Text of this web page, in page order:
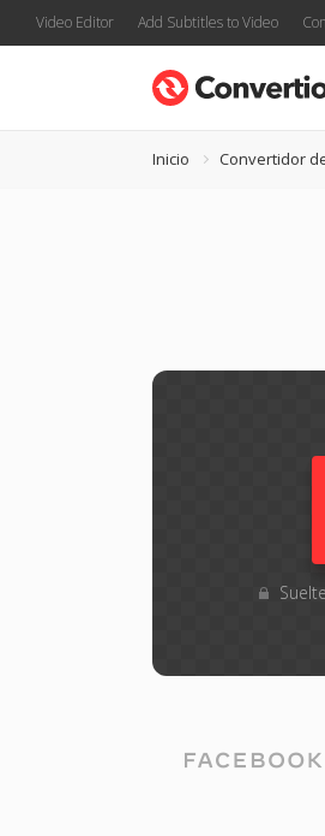
Video Editor Add Subtitles to Video
Inicio Convertidor